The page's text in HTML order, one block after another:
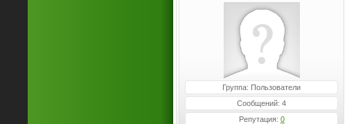
Группа: Пользователи
Сообщений: 4
Репутация: 0